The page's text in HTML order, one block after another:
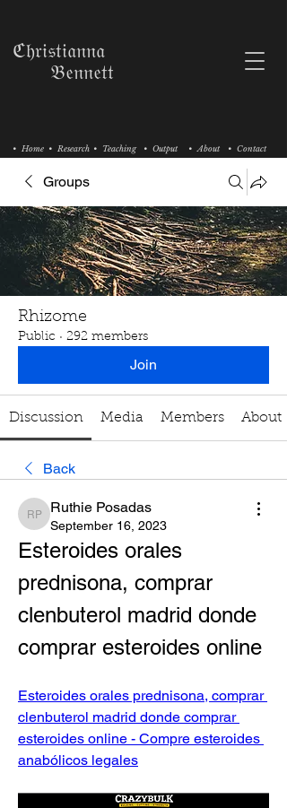
• Research • Teaching
• Home • Output • About • Contact
ℭ𝔥𝔯𝔦𝔰𝔱𝔦𝔞𝔫𝔫𝔞
𝔅𝔢𝔫𝔫𝔢𝔱𝔱
Groups
Rhizome
Public · 292 members
Join
Discussion Media Members About
Back
Ruthie Posadas
Ruthie Posadas
September 16, 2023
Esteroides orales
prednisona, comprar
clenbuterol madrid donde
comprar esteroides online
Esteroides orales prednisona, comprar
clenbuterol madrid donde comprar
esteroides online - Compre esteroides
anabólicos legales